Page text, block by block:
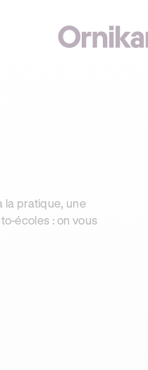
la pratique, une
écoles : on vous